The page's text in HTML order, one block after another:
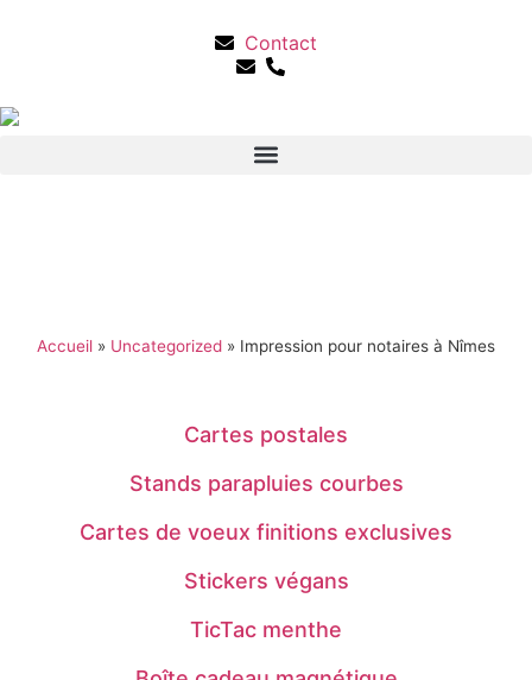
Contact
Accueil » Uncategorized » Impression pour notaires à Nîmes
Cartes postales
Stands parapluies courbes
Cartes de voeux finitions exclusives
Stickers végans
TicTac menthe